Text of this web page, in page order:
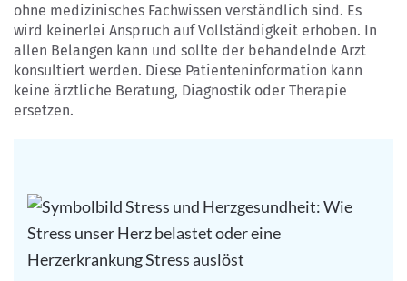
ohne medizinisches Fachwissen verständlich sind. Es
wird keinerlei Anspruch auf Vollständigkeit erhoben. In
allen Belangen kann und sollte der behandelnde Arzt
konsultiert werden. Diese Patienteninformation kann
keine ärztliche Beratung, Diagnostik oder Therapie
ersetzen.